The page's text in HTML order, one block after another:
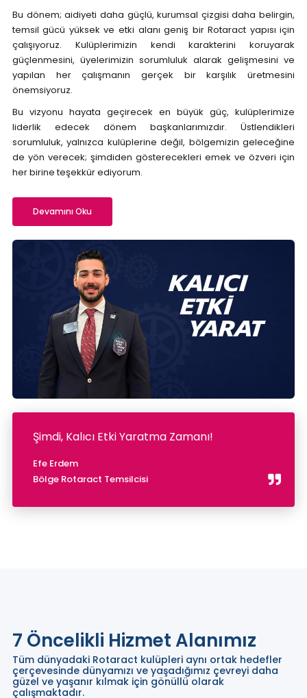
Bu dönem; aidiyeti daha güçlü, kurumsal çizgisi daha belirgin,
temsil gücü yüksek ve etki alanı geniş bir Rotaract yapısı için
çalışıyoruz. Kulüplerimizin kendi karakterini koruyarak
güçlenmesini, üyelerimizin sorumluluk alarak gelişmesini ve
yapılan her çalışmanın gerçek bir karşılık üretmesini
önemsiyoruz.
Bu vizyonu hayata geçirecek en büyük güç, kulüplerimize
liderlik edecek dönem başkanlarımızdır. Üstlendikleri
sorumluluk, yalnızca kulüplerine değil, bölgemizin geleceğine
de yön verecek; şimdiden gösterecekleri emek ve özveri için
her birine teşekkür ediyorum.
Devamını Oku
Şimdi, Kalıcı Etki Yaratma Zamanı!
Efe Erdem
Bölge Rotaract Temsilcisi
7 Öncelikli Hizmet Alanımız
Tüm dünyadaki Rotaract kulüpleri aynı ortak hedefler
çerçevesinde dünyamızı ve yaşadığımız çevreyi daha
güzel ve yaşanır kılmak için gönüllü olarak
çalışmaktadır.